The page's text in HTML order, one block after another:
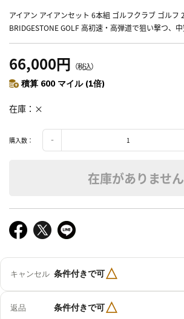
アイアン アイアンセット 6本組 ゴルフクラブ ゴルフ
BRIDGESTONE GOLF 高初速・高弾道で狙い撃つ、
66,000円 （税込）
積算 600 マイル (1倍)
在庫 ×
購入数：
在庫がありません
キャンセル 条件付きで可△
返品 条件付きで可△